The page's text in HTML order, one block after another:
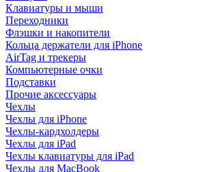
Клавиатуры и мыши
Переходники
Флэшки и накопители
Кольца держатели для iPhone
AirTag и трекеры
Компьютерные очки
Подставки
Прочие аксессуары
Чехлы
Чехлы для iPhone
Чехлы-кардхолдеры
Чехлы для iPad
Чехлы клавиатуры для iPad
Чехлы для MacBook